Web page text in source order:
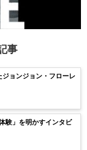
事
ョンジョン・フローレ
験」を明かすインタビ